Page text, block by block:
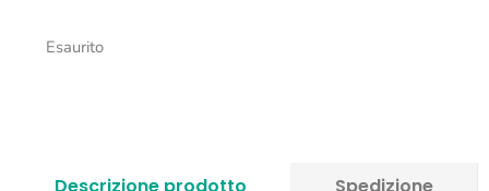
Esaurito
Descrizione prodotto
Spedizione